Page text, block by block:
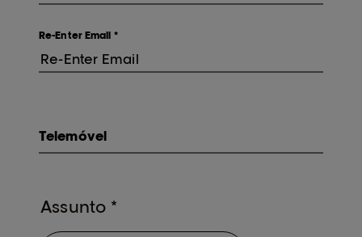
Re-Enter Email *
Telemóvel
Assunto *